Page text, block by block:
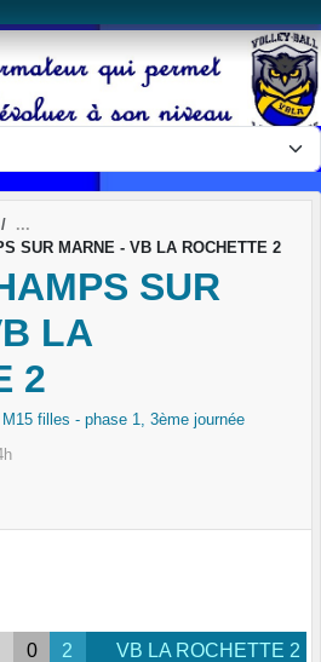
SUR MARNE - VB LA ROCHETTE 2
SUR
LA
2
filles - phase 1, 3ème journée
0 2 VB LA ROCHETTE 2